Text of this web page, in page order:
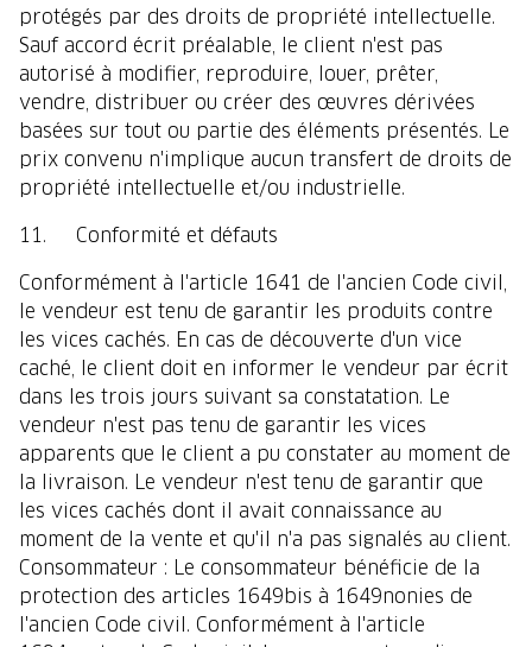
protégés par des droits de propriété intellectuelle.
Sauf accord écrit préalable, le client n'est pas
autorisé à modifier, reproduire, louer, prêter,
vendre, distribuer ou créer des œuvres dérivées
basées sur tout ou partie des éléments présentés. Le
prix convenu n'implique aucun transfert de droits de
propriété intellectuelle et/ou industrielle.
11. Conformité et défauts
Conformément à l'article 1641 de l'ancien Code civil,
le vendeur est tenu de garantir les produits contre
les vices cachés. En cas de découverte d'un vice
caché, le client doit en informer le vendeur par écrit
dans les trois jours suivant sa constatation. Le
vendeur n'est pas tenu de garantir les vices
apparents que le client a pu constater au moment de
la livraison. Le vendeur n'est tenu de garantir que
les vices cachés dont il avait connaissance au
moment de la vente et qu'il n'a pas signalés au client.
Consommateur : Le consommateur bénéficie de la
protection des articles 1649bis à 1649nonies de
l'ancien Code civil. Conformément à l'article